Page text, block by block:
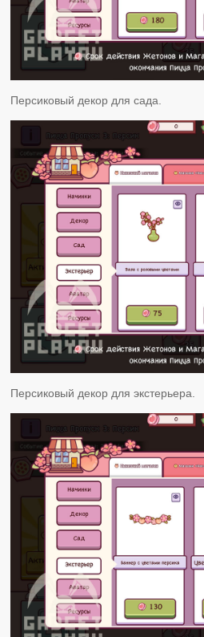
Персиковый декор для сада.
Персиковый декор для экстерьера.